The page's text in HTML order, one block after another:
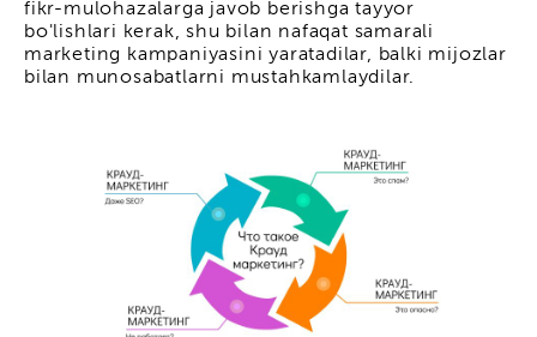
fikr-mulohazalarga javob berishga tayyor
bo'lishlari kerak, shu bilan nafaqat samarali
marketing kampaniyasini yaratadilar, balki mijozlar
bilan munosabatlarni mustahkamlaydilar.